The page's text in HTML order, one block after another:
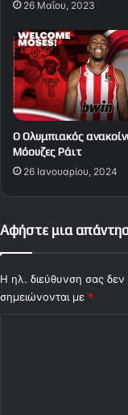
26 Μαΐου, 2023
Ο Ολυμπιακός
Μόουζες Ράιτ
26 Ιανουαρίου, 2024
Αφήστε μια
Η ηλ. διεύθυνση σας δεν
σημειώνονται με *